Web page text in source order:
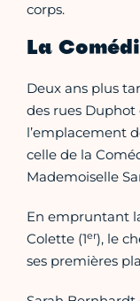
corps.
La
Deux ans plus
des rues Duphot
l’emplacement
celle de la
Mademoiselle
En empruntant
Colette (1er), le
ses premières